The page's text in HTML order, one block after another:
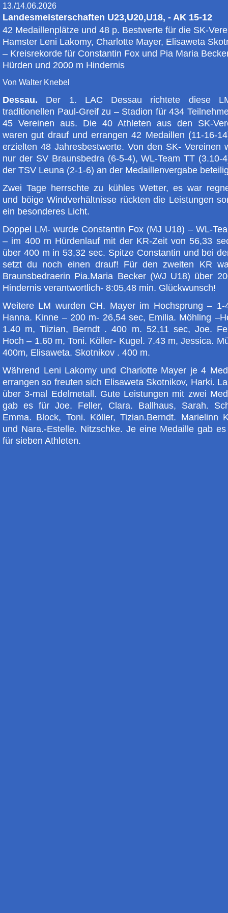
13./14.06.2026
Landesmeisterschaften U23,U20,U18, - AK 15-12
42 Medaillenplätze und 48 p. Bestwerte für die SK-
Hamster Leni Lakomy, Charlotte Mayer, Elisaweta
– Kreisrekorde für Constantin Fox und Pia Maria
Hürden und 2000 m Hindernis
Von Walter Knebel
Dessau. Der 1. LAC Dessau richtete diese
traditionellen Paul-Greif zu – Stadion für 434
45 Vereinen aus. Die 40 Athleten aus den SK-
waren gut drauf und errangen 42 Medaillen (11-16-
erzielten 48 Jahresbestwerte. Von den SK- Vereinen
nur der SV Braunsbedra (6-5-4), WL-Team TT (3.10-
der TSV Leuna (2-1-6) an der Medaillenvergabe
Zwei Tage herrschte zu kühles Wetter, es war
und böige Windverhältnisse rückten die Leistungen
ein besonderes Licht.
Doppel LM- wurde Constantin Fox (MJ U18) – WL-
– im 400 m Hürdenlauf mit der KR-Zeit von 56,33
über 400 m in 53,32 sec. Spitze Constantin und bei
setzt du noch einen drauf! Für den zweiten KR
Braunsbedraerin Pia.Maria Becker (WJ U18) über
Hindernis verantwortlich- 8:05,48 min. Glückwunsch!
Weitere LM wurden CH. Mayer im Hochsprung – 1-
Hanna. Kinne – 200 m- 26,54 sec, Emilia. Möhling
1.40 m, Tiizian, Berndt . 400 m. 52,11 sec, Joe.
Hoch – 1.60 m, Toni. Köller- Kugel. 7.43 m, Jessica.
400m, Elisaweta. Skotnikov . 400 m.
Während Leni Lakomy und Charlotte Mayer je 4
errangen so freuten sich Elisaweta Skotnikov, Harki.
über 3-mal Edelmetall. Gute Leistungen mit zwei
gab es für Joe. Feller, Clara. Ballhaus, Sarah.
Emma. Block, Toni. Köller, Tizian.Berndt. Marielinn
und Nara.-Estelle. Nitzschke. Je eine Medaille gab
für sieben Athleten.